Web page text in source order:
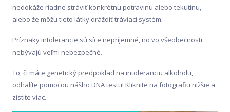
nedokáže riadne stráviť konkrétnu potravinu alebo tekutinu,
alebo že môžu tieto látky dráždiť tráviaci systém.
Príznaky intolerancie sú síce nepríjemné, no vo všeobecnosti
nebývajú veľmi nebezpečné.
To, či máte genetický predpoklad na intoleranciu alkoholu,
odhalíte pomocou nášho DNA testu! Kliknite na fotografiu nižšie a
zistite viac.